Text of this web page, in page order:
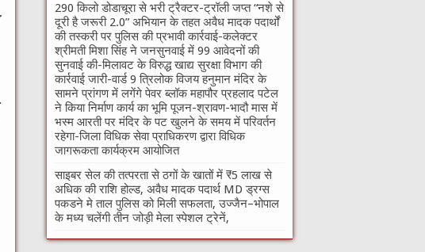
290 किलो डोडाचूरा से भरी ट्रैक्टर-ट्रॉली जप्त “नशे से
दूरी है जरूरी 2.0” अभियान के तहत अवैध मादक पदार्थों
की तस्करी पर पुलिस की प्रभावी कार्रवाई-कलेक्टर
श्रीमती मिशा सिंह ने जनसुनवाई में 99 आवेदनों की
सुनवाई की-मिलावट के विरुद्ध खाद्य सुरक्षा विभाग की
कार्रवाई जारी-वार्ड 9 त्रिलोक विजय हनुमान मंदिर के
सामने प्रांगण में लगेंगे पेवर ब्लॉक महापौर प्रहलाद पटेल
ने किया निर्माण कार्य का भूमि पूजन-श्रावण-भादौ मास में
भस्म आरती पर मंदिर के पट खुलने के समय में परिवर्तन
रहेगा-जिला विधिक सेवा प्राधिकरण द्वारा विधिक
जागरूकता कार्यक्रम आयोजित
साइबर सेल की तत्परता से ठगों के खातों में ₹5 लाख से
अधिक की राशि होल्ड, अवैध मादक पदार्थ MD ड्रग्स
पकडने मे ताल पुलिस को मिली सफलता, उज्जैन–भोपाल
के मध्य चलेंगी तीन जोड़ी मेला स्पेशल ट्रेनें,